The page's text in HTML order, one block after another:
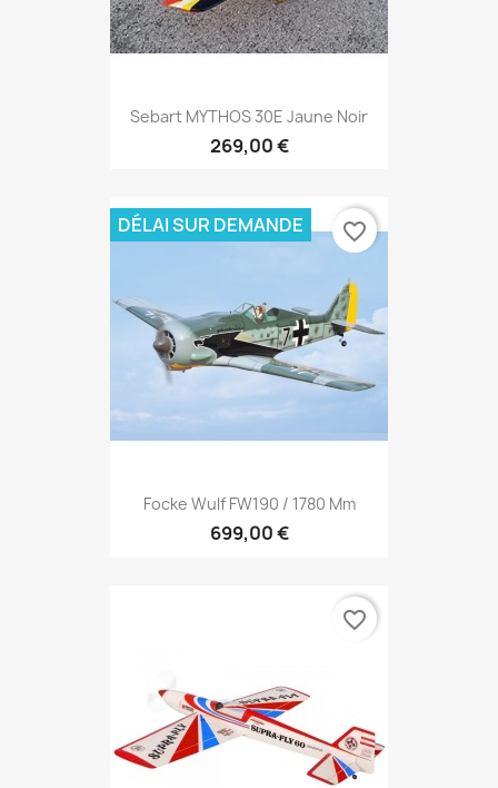
Sebart MYTHOS 30E Jaune Noir
269,00 €
Focke Wulf FW190 / 1780 Mm
699,00 €
DÉLAI SUR DEMANDE favorite_border
favorite_border